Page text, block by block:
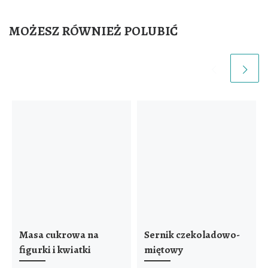
MOŻESZ RÓWNIEŻ POLUBIĆ
Masa cukrowa na
figurki i kwiatki
Sernik czekoladowo-
miętowy